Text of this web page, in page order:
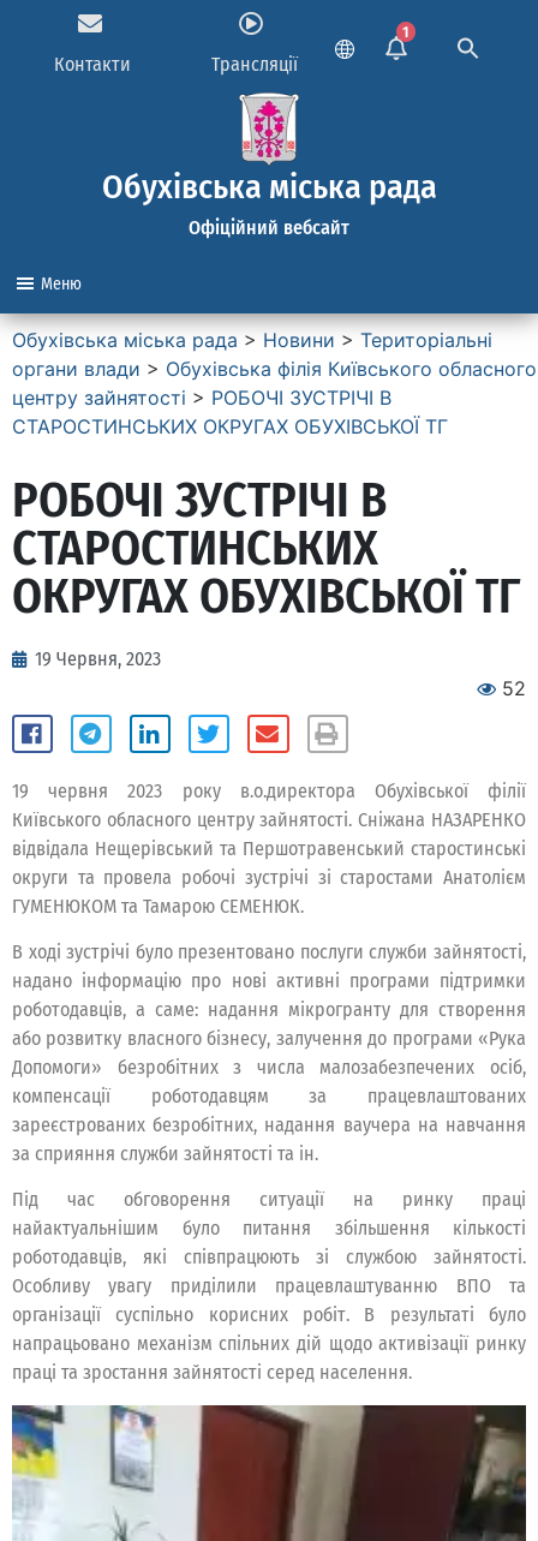
Контакти Трансляції
1
Обухівська міська рада
Офіційний вебсайт
Меню
Обухівська міська рада > Новини > Територіальні
органи влади > Обухівська філія Київського обласного
центру зайнятості > РОБОЧІ ЗУСТРІЧІ В
СТАРОСТИНСЬКИХ ОКРУГАХ ОБУХІВСЬКОЇ ТГ
РОБОЧІ ЗУСТРІЧІ В
СТАРОСТИНСЬКИХ
ОКРУГАХ ОБУХІВСЬКОЇ ТГ
19 Червня, 2023
52
19 червня 2023 року в.о.директора Обухівської філії
Київського обласного центру зайнятості. Сніжана НАЗАРЕНКО
відвідала Нещерівський та Першотравенський старостинські
округи та провела робочі зустрічі зі старостами Анатолієм
ГУМЕНЮКОМ та Тамарою СЕМЕНЮК.
В ході зустрічі було презентовано послуги служби зайнятості,
надано інформацію про нові активні програми підтримки
роботодавців, а саме: надання мікрогранту для створення
або розвитку власного бізнесу, залучення до програми «Рука
Допомоги» безробітних з числа малозабезпечених осіб,
компенсації роботодавцям за працевлаштованих
зареєстрованих безробітних, надання ваучера на навчання
за сприяння служби зайнятості та ін.
Під час обговорення ситуації на ринку праці
найактуальнішим було питання збільшення кількості
роботодавців, які співпрацюють зі службою зайнятості.
Особливу увагу приділили працевлаштуванню ВПО та
організації суспільно корисних робіт. В результаті було
напрацьовано механізм спільних дій щодо активізації ринку
праці та зростання зайнятості серед населення.